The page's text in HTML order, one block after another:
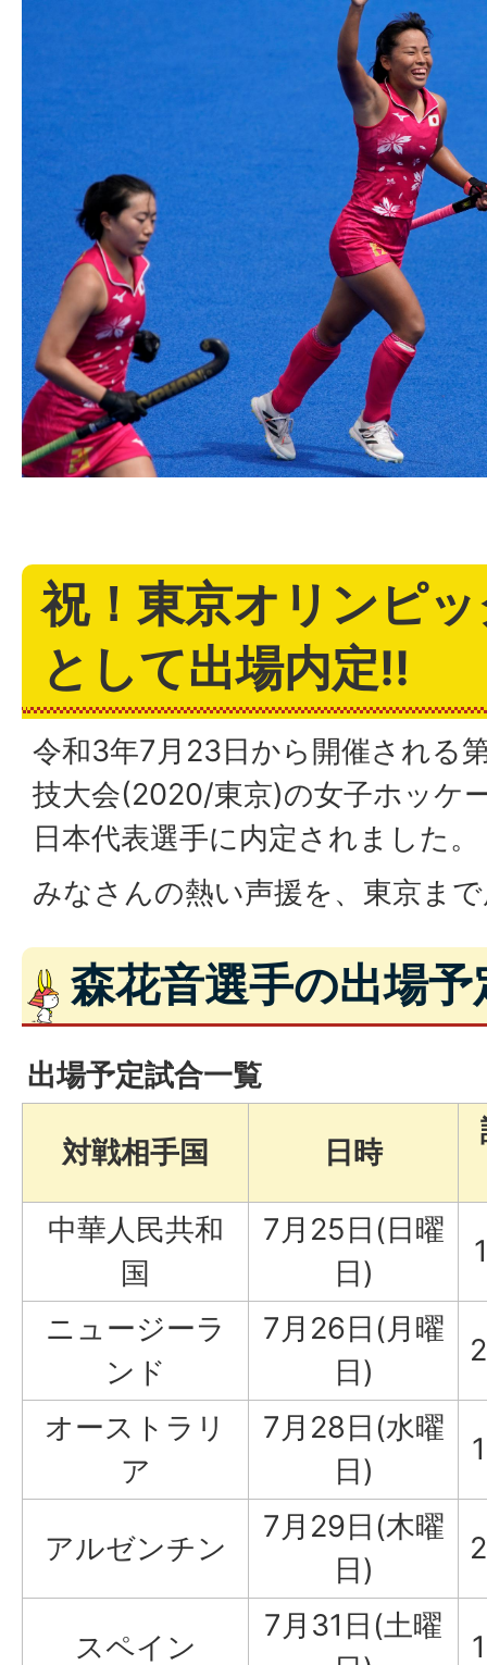
祝！東京オリンピ
として出場内定!!
令和3年7月23日から開催される
技大会(2020/東京)の女子ホッケ
日本代表選手に内定されました。
みなさんの熱い声援を、東京ま
森花音選手の出場
出場予定試合一覧
対戦相手国 日時
中華人民共和
国
7月25日(日曜
日)
ニュージーラ
ンド
7月26日(月曜
日)
オーストラリ
ア
7月28日(水曜
日)
アルゼンチン
7月29日(木曜
日)
スペイン
7月31日(土曜